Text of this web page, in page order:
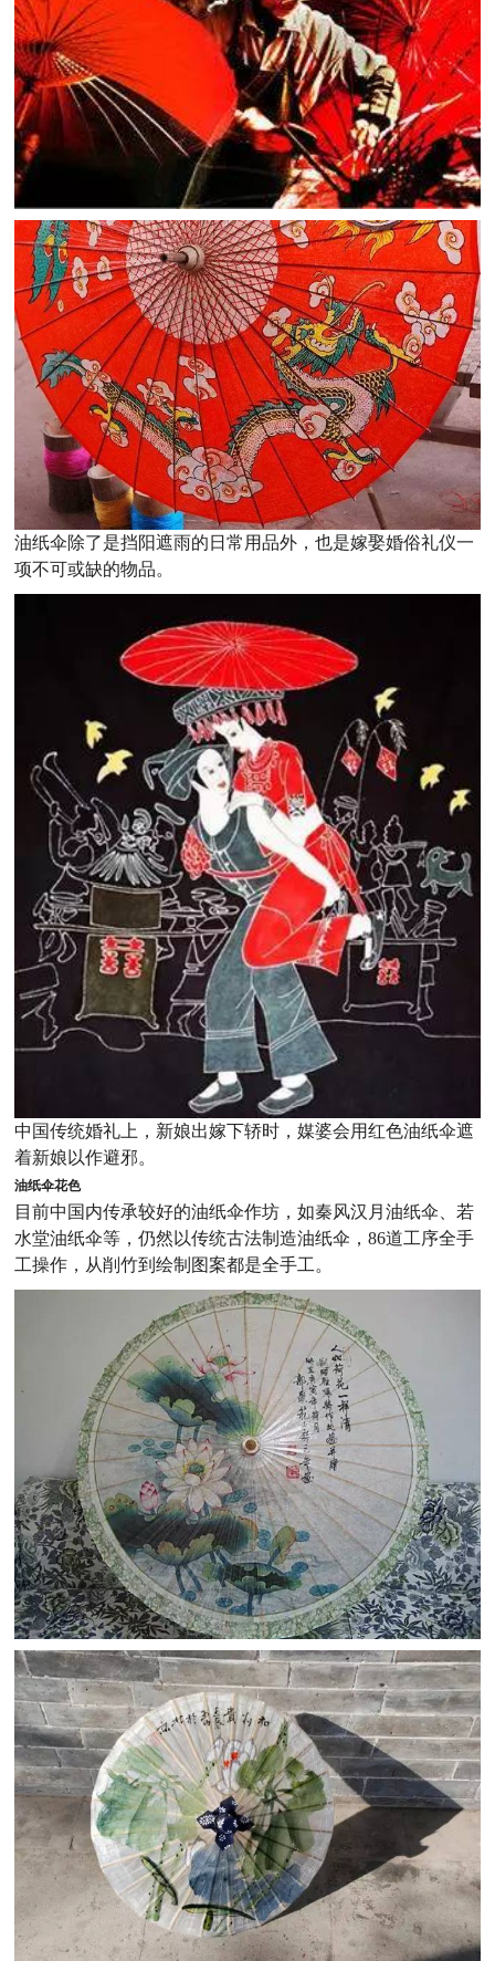
油纸伞除了是挡阳遮雨的日常用品外，也是嫁娶婚俗礼仪一
项不可或缺的物品。
中国传统婚礼上，新娘出嫁下轿时，媒婆会用红色油纸伞遮
着新娘以作避邪。
油纸伞花色
目前中国内传承较好的油纸伞作坊，如秦风汉月油纸伞、若
水堂油纸伞等，仍然以传统古法制造油纸伞，86道工序全手
工操作，从削竹到绘制图案都是全手工。